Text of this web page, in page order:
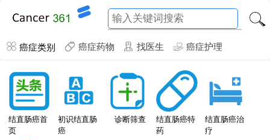
癌症类别 癌症药物 找医生 癌症护理
结直肠癌首
页
初识结直肠
癌
诊断筛查
结直肠癌特
药
结直肠癌治
疗